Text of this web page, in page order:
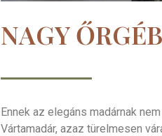
NAGY
Ennek az elegáns madárnak
Vártamadár, azaz türelmesen